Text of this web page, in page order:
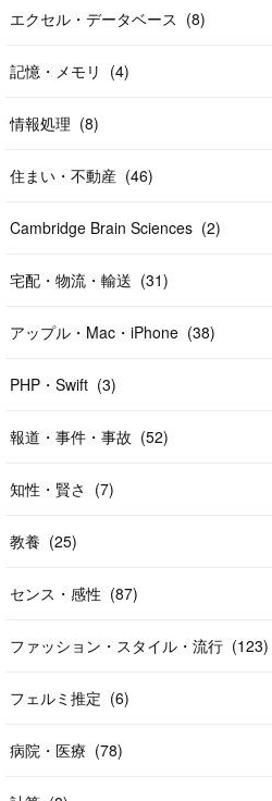
エクセル・データベース (8)
記憶・メモリ (4)
情報処理 (8)
住まい・不動産 (46)
Cambridge Brain Sciences (2)
宅配・物流・輸送 (31)
アップル・Mac・iPhone (38)
PHP・Swift (3)
報道・事件・事故 (52)
知性・賢さ (7)
教養 (25)
センス・感性 (87)
ファッション・スタイル・流行 (123)
フェルミ推定 (6)
病院・医療 (78)